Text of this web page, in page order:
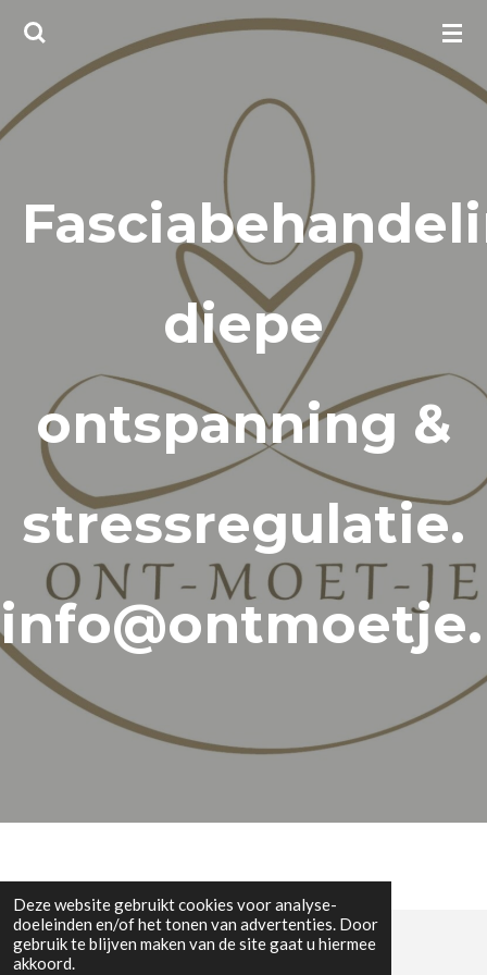
Deze website gebruikt cookies voor analyse-
doeleinden en/of het tonen van advertenties. Door
gebruik te blijven maken van de site gaat u hiermee
akkoord.
Ga
de
diepe
ontspanning &
stressregulatie.